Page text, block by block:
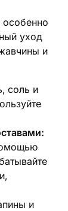
уход
и
соль и
и